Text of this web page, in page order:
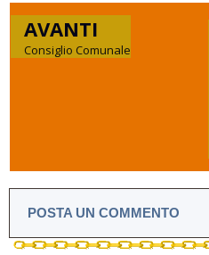
AVANTI
Consiglio Comunale
POSTA UN COMMENTO